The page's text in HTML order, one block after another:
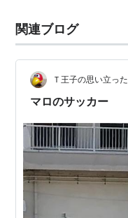
関連ブログ
Ｔ王子の思い立っ
マロのサッカー